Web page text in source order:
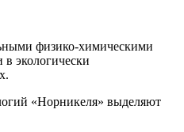
физико-химическими
экологически
«Норникеля» выделяют